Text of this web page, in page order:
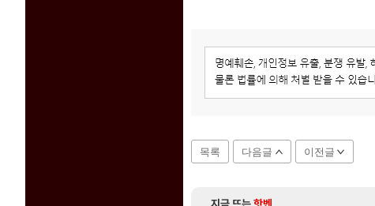
목록 다음글 이전글
지금 뜨는핫벤